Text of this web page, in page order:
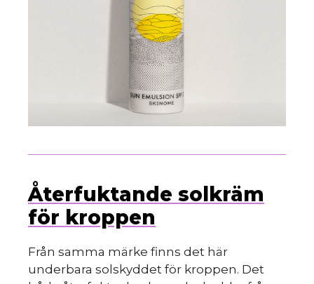
Återfuktande solkräm
för kroppen
Från samma märke finns det här
underbara solskyddet för kroppen. Det